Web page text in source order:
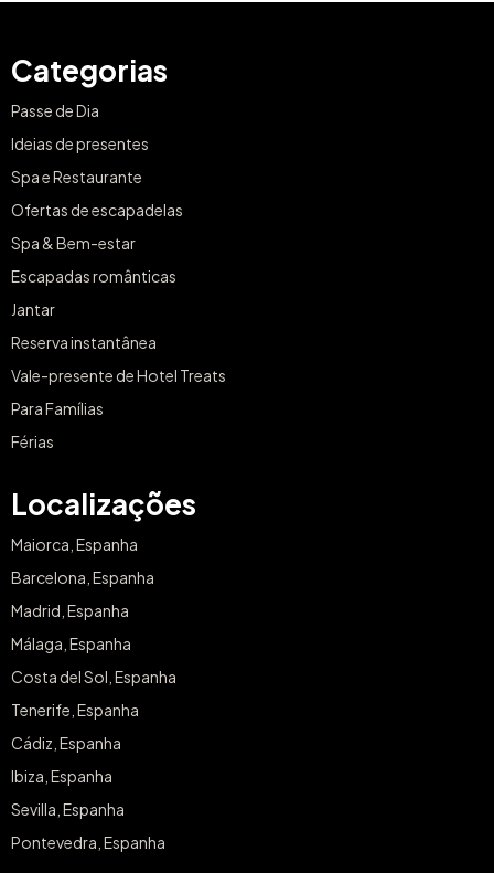
Categorias
Passe de Dia
Ideias de presentes
Spa e Restaurante
Ofertas de escapadelas
Spa & Bem-estar
Escapadas românticas
Jantar
Reserva instantânea
Vale-presente de Hotel Treats
Para Famílias
Férias
Localizações
Maiorca, Espanha
Barcelona, Espanha
Madrid, Espanha
Málaga, Espanha
Costa del Sol, Espanha
Tenerife, Espanha
Cádiz, Espanha
Ibiza, Espanha
Sevilla, Espanha
Pontevedra, Espanha